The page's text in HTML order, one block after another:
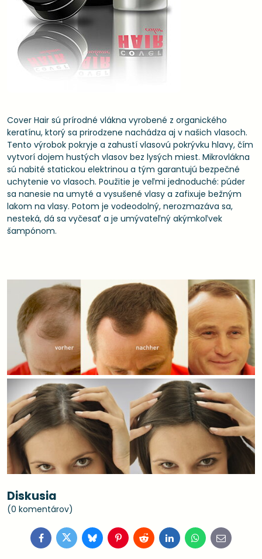
Cover Hair sú prírodné vlákna vyrobené z organického
keratínu, ktorý sa prirodzene nachádza aj v našich vlasoch.
Tento výrobok pokryje a zahustí vlasovú pokrývku hlavy, čím
vytvorí dojem hustých vlasov bez lysých miest. Mikrovlákna
sú nabité statickou elektrinou a tým garantujú bezpečné
uchytenie vo vlasoch. Použitie je veľmi jednoduché: púder
sa nanesie na umyté a vysušené vlasy a zafixuje bežným
lakom na vlasy. Potom je vodeodolný, nerozmazáva sa,
nesteká, dá sa vyčesať a je umývateľný akýmkoľvek
šampónom.
Diskusia
(0 komentárov)
FacebookTwitterBlueskyPinterestRedditLinkedInWhatsApp
E-
mail